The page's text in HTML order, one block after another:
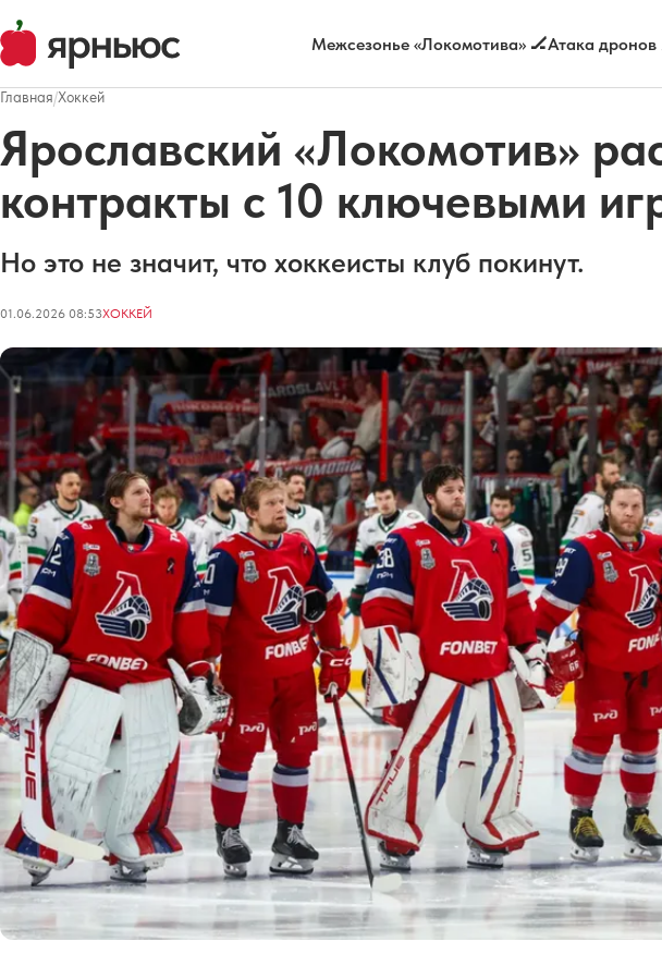
Межсезонье «Локомотива» 🏒Атака дронов
Главная/Хоккей
Ярославский «Локомотив»
контракты с 10 ключевыми
Но это не значит, что хоккеисты клуб покинут.
01.06.2026 08:53ХОККЕЙ